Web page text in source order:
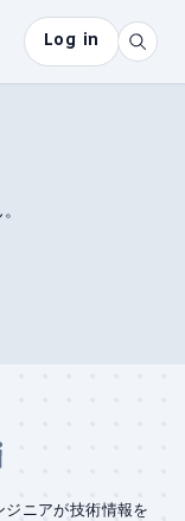
Log in
ニアが技術情報を